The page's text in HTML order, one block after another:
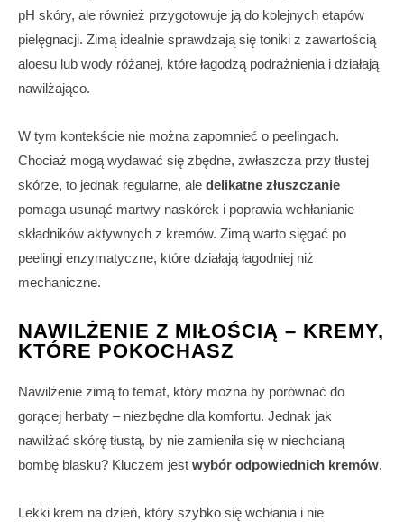
pH skóry, ale również przygotowuje ją do kolejnych etapów
pielęgnacji. Zimą idealnie sprawdzają się toniki z zawartością
aloesu lub wody różanej, które łagodzą podrażnienia i działają
nawilżająco.
W tym kontekście nie można zapomnieć o peelingach.
Chociaż mogą wydawać się zbędne, zwłaszcza przy tłustej
skórze, to jednak regularne, ale delikatne złuszczanie
pomaga usunąć martwy naskórek i poprawia wchłanianie
składników aktywnych z kremów. Zimą warto sięgać po
peelingi enzymatyczne, które działają łagodniej niż
mechaniczne.
NAWILŻENIE Z MIŁOŚCIĄ – KREMY,
KTÓRE POKOCHASZ
Nawilżenie zimą to temat, który można by porównać do
gorącej herbaty – niezbędne dla komfortu. Jednak jak
nawilżać skórę tłustą, by nie zamieniła się w niechcianą
bombę blasku? Kluczem jest wybór odpowiednich kremów.
Lekki krem na dzień, który szybko się wchłania i nie